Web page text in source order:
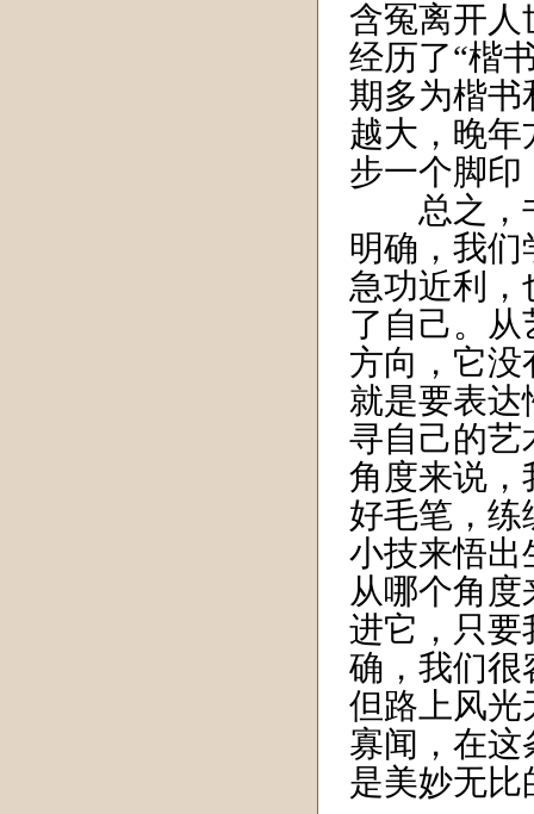
含冤离开人
经历了“
期多为楷书
越大，晚
步一个脚印
总之，书
明确，我们
急功近利，
了自己。
方向，它没
就是要表达
寻自己的艺
角度来说，
好毛笔，练
小技来悟出
从哪个角
进它，只要
确，我们很
但路上风光
寡闻，在这
是美妙无比